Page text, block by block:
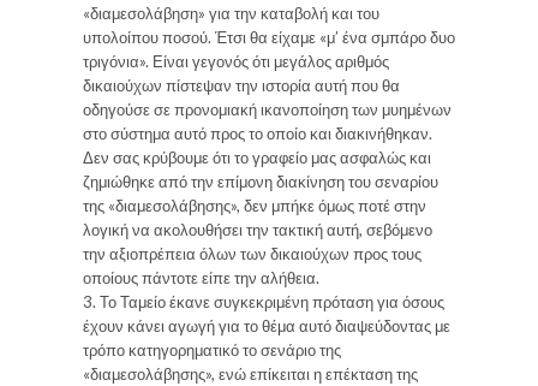
«διαμεσολάβηση» για την καταβολή και του
υπολοίπου ποσού. Έτσι θα είχαμε «μ’ ένα σμπάρο δυο
τριγόνια». Είναι γεγονός ότι μεγάλος αριθμός
δικαιούχων πίστεψαν την ιστορία αυτή που θα
οδηγούσε σε προνομιακή ικανοποίηση των μυημένων
στο σύστημα αυτό προς το οποίο και διακινήθηκαν.
Δεν σας κρύβουμε ότι το γραφείο μας ασφαλώς και
ζημιώθηκε από την επίμονη διακίνηση του σεναρίου
της «διαμεσολάβησης», δεν μπήκε όμως ποτέ στην
λογική να ακολουθήσει την τακτική αυτή, σεβόμενο
την αξιοπρέπεια όλων των δικαιούχων προς τους
οποίους πάντοτε είπε την αλήθεια.
3. Το Ταμείο έκανε συγκεκριμένη πρόταση για όσους
έχουν κάνει αγωγή για το θέμα αυτό διαψεύδοντας με
τρόπο κατηγορηματικό το σενάριο της
«διαμεσολάβησης», ενώ επίκειται η επέκταση της